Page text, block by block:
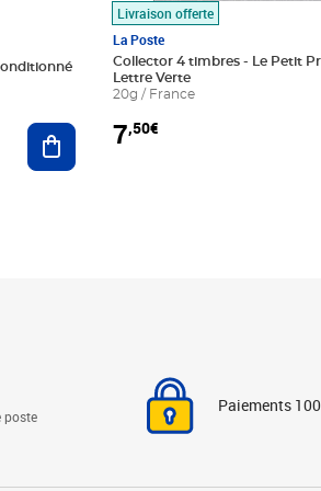
Ajouter au panier
Livraison offerte
La Poste
Collector 4 timbres - Le Petit
Lettre Verte
20g / France
7,50€
poste
Paiements